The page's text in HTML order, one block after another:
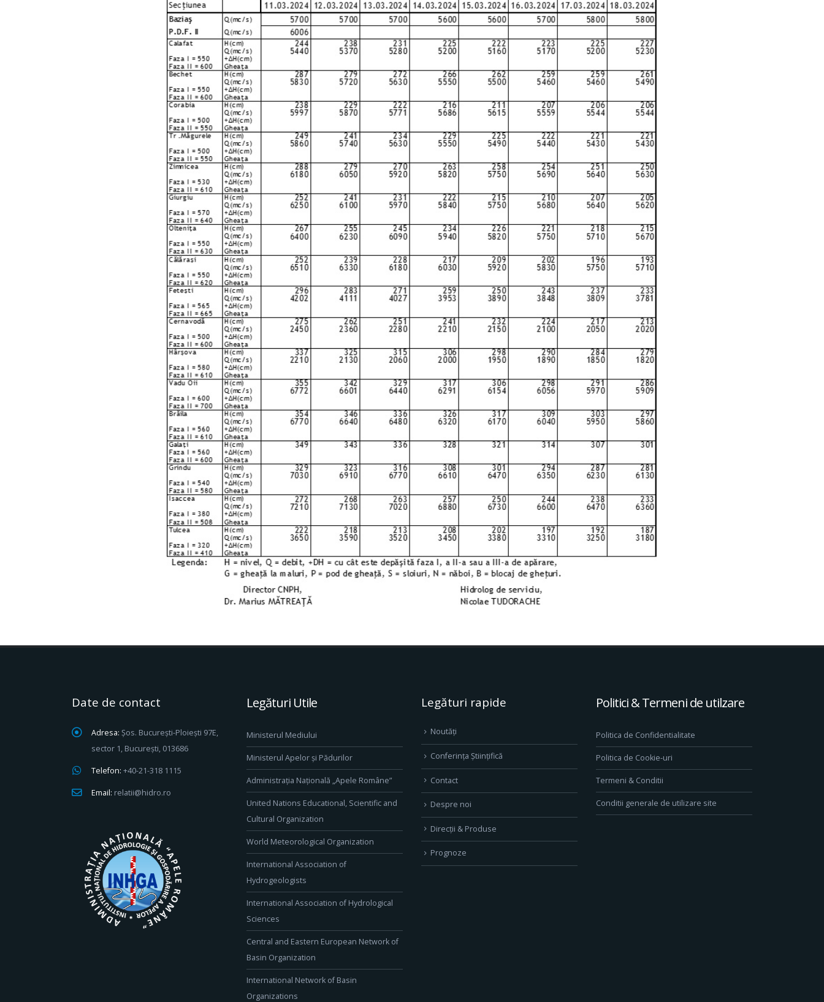
Date de contact
Adresa: Șos. București-Ploiești 97E,
sector 1, București, 013686
Telefon: +40-21-318 1115
Email: relatii@hidro.ro
Legături Utile
Ministerul Mediului
Ministerul Apelor și Pădurilor
Administrația Națională „Apele Române”
United Nations Educational, Scientific and
Cultural Organization
World Meteorological Organization
International Association of
Hydrogeologists
International Association of Hydrological
Sciences
Central and Eastern European Network of
Basin Organization
International Network of Basin
Organizations
Legături rapide
Noutăți
Conferința Științifică
Contact
Despre noi
Direcţii & Produse
Prognoze
Politici & Termeni de utilzare
Politica de Confidentialitate
Politica de Cookie-uri
Termeni & Conditii
Conditii generale de utilizare site